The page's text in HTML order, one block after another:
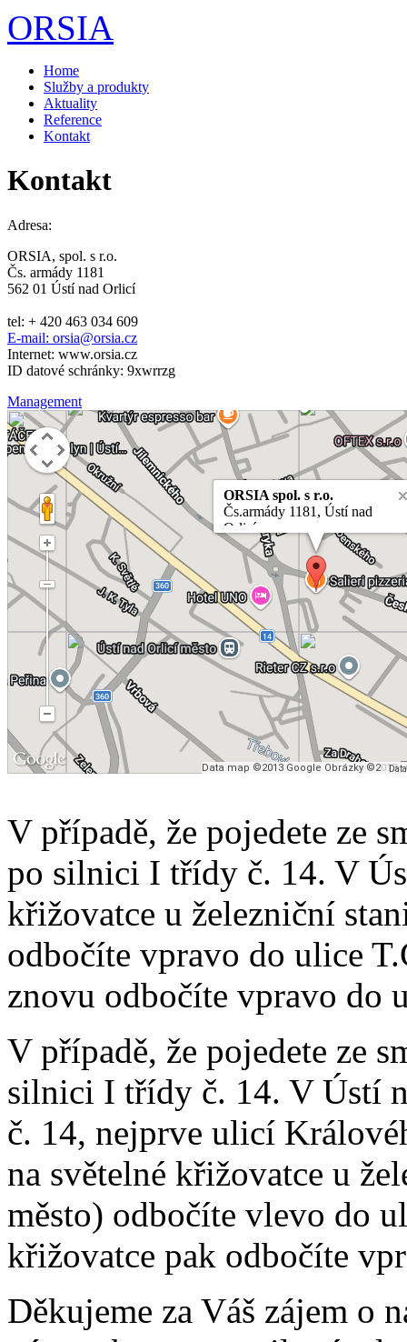
Přejít k hlavnímu obsahu
ORSIA
Home
Služby a produkty
Aktuality
Reference
Kontakt
Kontakt
Adresa:
ORSIA, spol. s r.o.
Čs. armády 1181
562 01 Ústí nad Orlicí
tel: + 420 463 034 609
E-mail: orsia@orsia.cz
Internet: www.orsia.cz
ID datové schránky: 9xwrrzg
Management
ORSIA spol. s r.o.
Čs.armády 1181, Ústí nad
Orlicí
Najít trasu >>
Data map ©2013 Google Obrázky ©2013
V případě, že pojedete ze
po silnici I třídy č. 14. V
křižovatce u železniční
odbočíte vpravo do ulice
znovu odbočíte vpravo do
V případě, že pojedete ze
silnici I třídy č. 14. V Ústí
č. 14, nejprve ulicí
na světelné křižovatce u
město) odbočíte vlevo do
křižovatce pak odbočíte
Děkujeme za Váš zájem o